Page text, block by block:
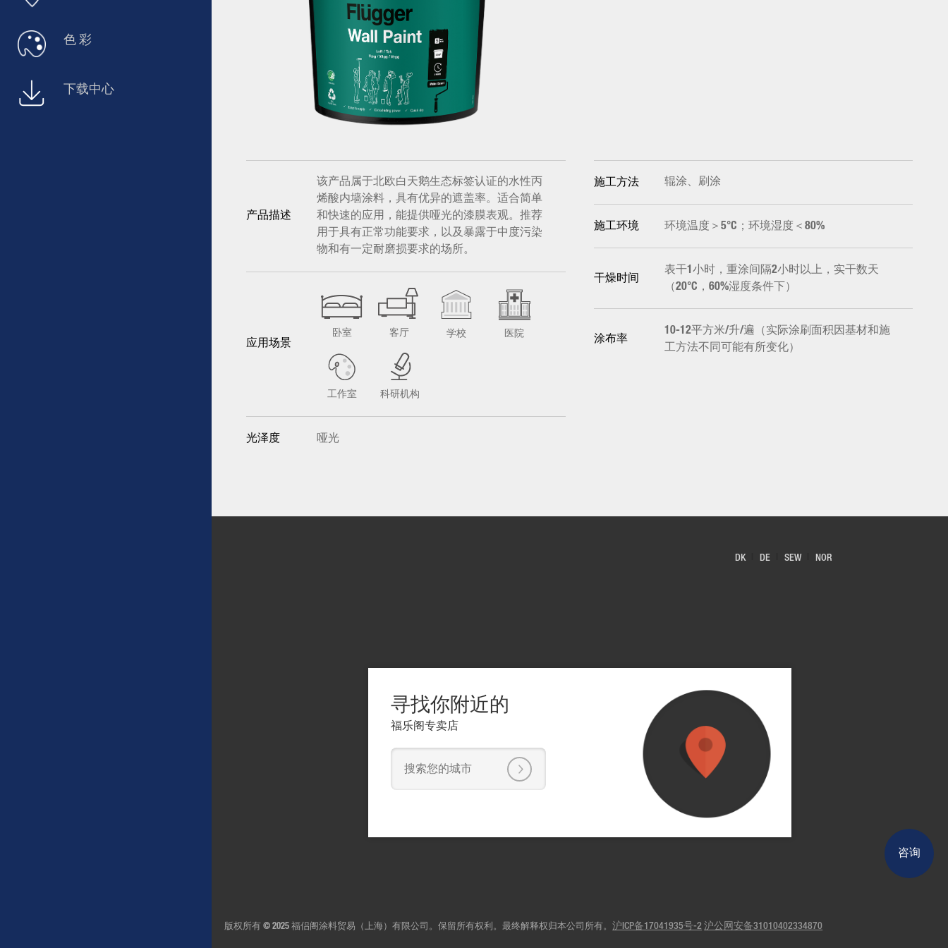
色 彩
下载中心
产品描述
该产品属于北欧白天鹅生态标签认证的水性丙
烯酸内墙涂料，具有优异的遮盖率。适合简单
和快速的应用，能提供哑光的漆膜表观。推荐
用于具有正常功能要求，以及暴露于中度污染
物和有一定耐磨损要求的场所。
应用场景
卧室 客厅 学校 医院
工作室 科研机构
光泽度 哑光
施工方法 辊涂、刷涂
施工环境 环境温度＞5°C；环境湿度＜80%
干燥时间
表干1小时，重涂间隔2小时以上，实干数天
（20°C，60%湿度条件下）
涂布率
10-12平方米/升/遍（实际涂刷面积因基材和施
工方法不同可能有所变化）
DK DE SEW NOR
寻找你附近的
福乐阁专卖店
版权所有 © 2025 福侣阁涂料贸易（上海）有限公司。保留所有权利。最终解释权归本公司所有。沪ICP备17041935号-2 沪公网安备31010402334870
咨询